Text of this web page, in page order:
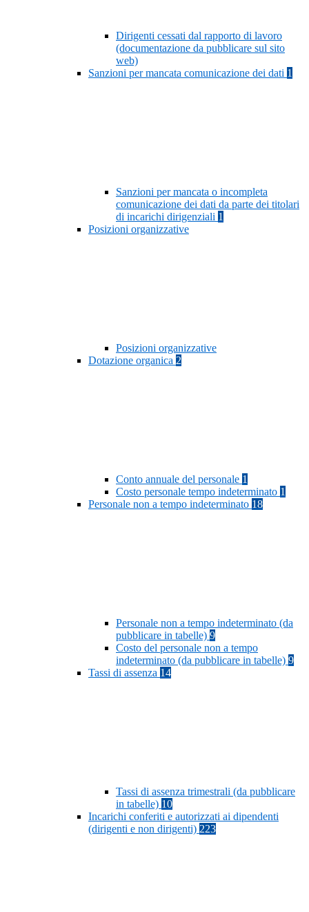
Dirigenti cessati dal rapporto di lavoro
(documentazione da pubblicare sul sito
web)
Sanzioni per mancata comunicazione dei dati 1
Sanzioni per mancata o incompleta
comunicazione dei dati da parte dei titolari
di incarichi dirigenziali 1
Posizioni organizzative
Posizioni organizzative
Dotazione organica 2
Conto annuale del personale 1
Costo personale tempo indeterminato 1
Personale non a tempo indeterminato 18
Personale non a tempo indeterminato (da
pubblicare in tabelle) 9
Costo del personale non a tempo
indeterminato (da pubblicare in tabelle) 9
Tassi di assenza 14
Tassi di assenza trimestrali (da pubblicare
in tabelle) 10
Incarichi conferiti e autorizzati ai dipendenti
(dirigenti e non dirigenti) 223